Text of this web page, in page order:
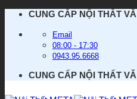
CUNG CẤP NỘI THẤT
Email
08:00 - 17:30
0943.95.6668
CUNG CẤP NỘI THẤT